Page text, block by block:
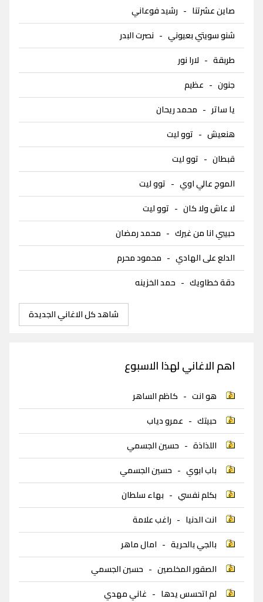
صاين عشرتنا - رشيد فوعاني
شنو سويتي بعيوني - نصرت البدر
طربقة - لارا نور
جنون - عظيم
يا ساتر - محمد ريحان
هنعيش - توو ليت
قبطان - توو ليت
الموج عالي اوي - توو ليت
لا عاش ولا كان - توو ليت
حبيبي انا من غيرك - محمد رمضان
الدلع على الهادي - محمود محرم
دقة خطاويك - حمد الخزينه
شاهد كل الاغاني الجديدة
اهم الاغاني لهذا الاسبوع
هو انت - كاظم الساهر
حبيتك - عمرو دياب
اللذاذة - حسين الجسمي
باب ابوي - حسين الجسمي
بكلم نفسي - بهاء سلطان
انت الدنيا - راغب علامة
بالجي بالحرية - امال ماهر
الصقور المخلصين - حسين الجسمي
لم اتحسس يدها - غاني مهدي